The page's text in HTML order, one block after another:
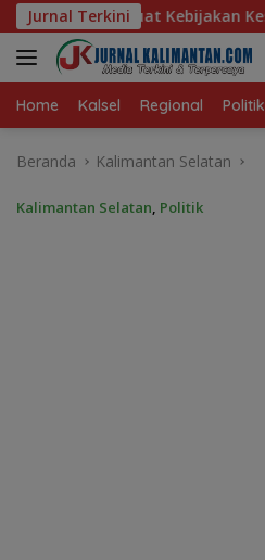
Langsung
ke
konten
Jurnal Terkini
Kesejahteraan Rakyat
Home Kalsel Regional Politik
Beranda Kalimantan Selatan
Kalimantan Selatan, Politik